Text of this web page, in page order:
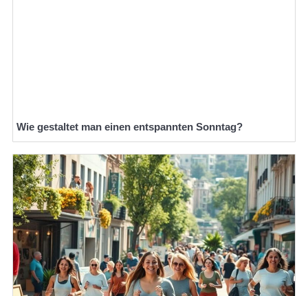
Wie gestaltet man einen entspannten Sonntag?